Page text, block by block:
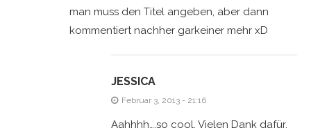
man muss den Titel angeben, aber dann
kommentiert nachher garkeiner mehr xD
JESSICA
Februar 3, 2013 - 21:16
Aahhhh….so cool. Vielen Dank dafür.